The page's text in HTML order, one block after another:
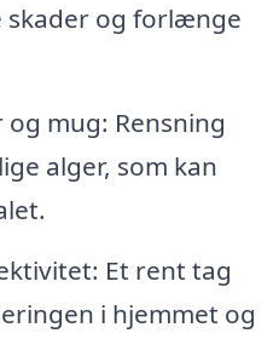
og forlænge
og mug: Rensning
alger, som kan
Et rent tag
i hjemmet og